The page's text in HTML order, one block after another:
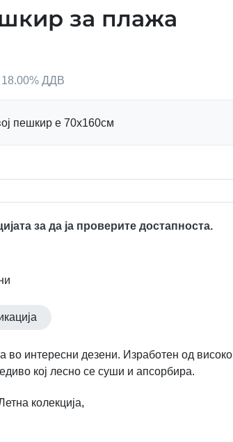
за плажа
18.00% ДДВ
пешкир е 70х160см
за да ја проверите достапноста.
интересни дезени. Изработен од високо
кој лесно се суши и апсорбира.
колекција,